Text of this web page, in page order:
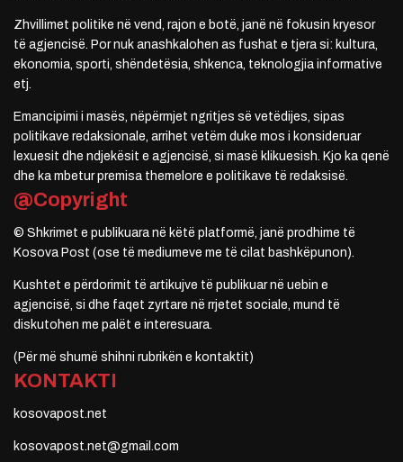
Zhvillimet politike në vend, rajon e botë, janë në fokusin kryesor
të agjencisë. Por nuk anashkalohen as fushat e tjera si: kultura,
ekonomia, sporti, shëndetësia, shkenca, teknologjia informative
etj.
Emancipimi i masës, nëpërmjet ngritjes së vetëdijes, sipas
politikave redaksionale, arrihet vetëm duke mos i konsideruar
lexuesit dhe ndjekësit e agjencisë, si masë klikuesish. Kjo ka qenë
dhe ka mbetur premisa themelore e politikave të redaksisë.
@Copyright
© Shkrimet e publikuara në këtë platformë, janë prodhime të
Kosova Post (ose të mediumeve me të cilat bashkëpunon).
Kushtet e përdorimit të artikujve të publikuar në uebin e
agjencisë, si dhe faqet zyrtare në rrjetet sociale, mund të
diskutohen me palët e interesuara.
(Për më shumë shihni rubrikën e kontaktit)
KONTAKTI
kosovapost.net
kosovapost.net@gmail.com